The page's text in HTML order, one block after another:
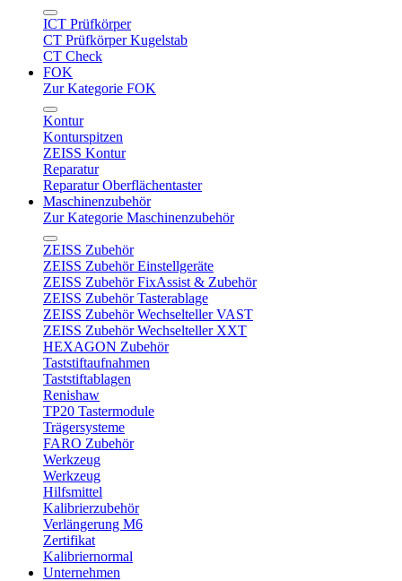
ICT Prüfkörper
CT Prüfkörper Kugelstab
CT Check
FOK
Zur Kategorie FOK
Kontur
Konturspitzen
ZEISS Kontur
Reparatur
Reparatur Oberflächentaster
Maschinenzubehör
Zur Kategorie Maschinenzubehör
ZEISS Zubehör
ZEISS Zubehör Einstellgeräte
ZEISS Zubehör FixAssist & Zubehör
ZEISS Zubehör Tasterablage
ZEISS Zubehör Wechselteller VAST
ZEISS Zubehör Wechselteller XXT
HEXAGON Zubehör
Taststiftaufnahmen
Taststiftablagen
Renishaw
TP20 Tastermodule
Trägersysteme
FARO Zubehör
Werkzeug
Werkzeug
Hilfsmittel
Kalibrierzubehör
Verlängerung M6
Zertifikat
Kalibriernormal
Unternehmen